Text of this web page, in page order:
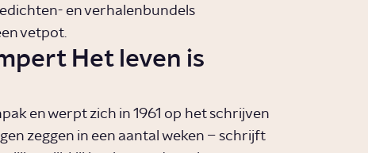
en verhalenbundels
vetpot.
Het leven is
en werpt zich in 1961 op het schrijven
zeggen in een aantal weken – schrijft